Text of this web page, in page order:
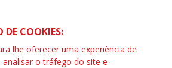
DE COOKIES:
lhe oferecer uma experiência de
o tráfego do site e